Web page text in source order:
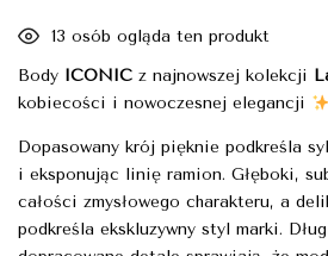
13 osób ogląda ten produkt
Body ICONIC z najnowszej kolekcji
kobiecości i nowoczesnej elegancji
Dopasowany krój pięknie podkreśla
i eksponując linię ramion. Głęboki,
całości zmysłowego charakteru, a
podkreśla ekskluzywny styl marki.